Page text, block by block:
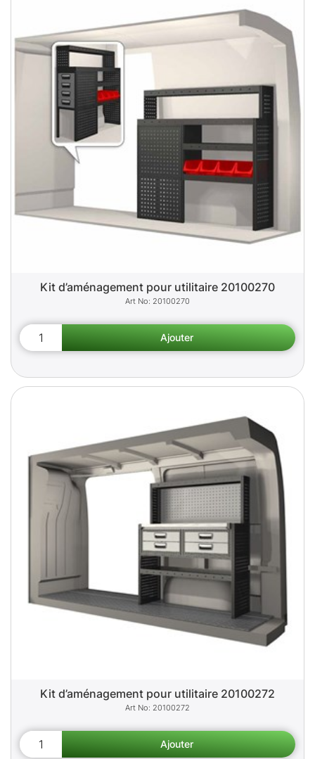
Kit d’aménagement pour utilitaire 20100270
20100270
Kit d’aménagement pour utilitaire 20100272
20100272